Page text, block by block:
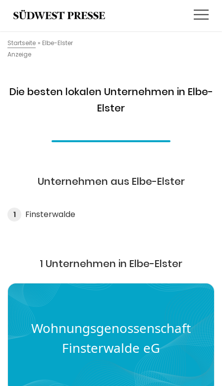
Startseite » Elbe-Elster
Anzeige
Die besten lokalen Unternehmen in Elbe-
Elster
Unternehmen aus Elbe-Elster
1 Finsterwalde
1 Unternehmen in Elbe-Elster
Wohnungsgenossenschaft
Finsterwalde eG